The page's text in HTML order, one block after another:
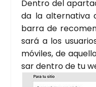
Den­tro del
da la alter­na­ti­va
barra de
sa­rá a los
móvi­les, de
sar den­tro de tu